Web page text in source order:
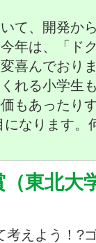
て、開発か
年は、「ド
喜んでおり
れる小学生
もあったり
なります。
（東北大
考えよう！?